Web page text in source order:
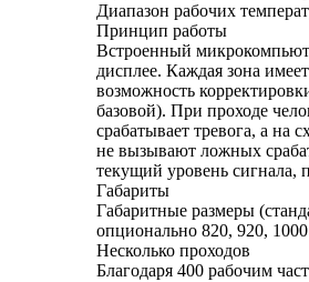
Диапазон рабочих
Принцип работы
Встроенный
дисплее. Каждая зона
возможность
базовой). При проходе
срабатывает тревога, а на
не вызывают ложных
текущий уровень сигнала,
Габариты
Габаритные размеры
опционально 820, 920,
Несколько проходов
Благодаря 400 рабочим